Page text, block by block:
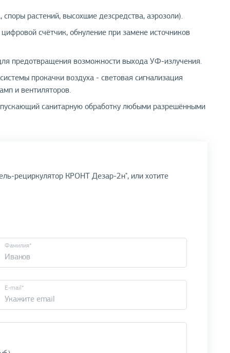
растений, высохшие дезсредства, аэрозоли).
счётчик, обнуление при замене источников
предотвращения возможности выхода УФ-излучения.
прокачки воздуха - световая сигнализация
и вентиляторов.
санитарную обработку любыми разрешёнными
рециркулятор КРОНТ Дезар-2н", или хотите
Фамилия*
E-mail*